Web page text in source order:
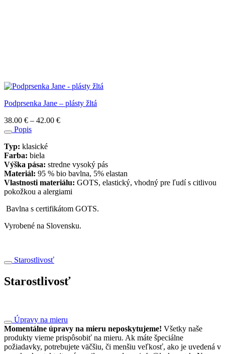
Podprsenka Jane – plásty žltá
38.00 € – 42.00 €Price
Popis
Typ: klasické
Farba: biela
Výška pása: stredne vysoký pás
Materiál: 95 % bio bavlna, 5% elastan
Vlastnosti materiálu: GOTS, elastický, vhodný pre ľudí s citlivou
pokožkou a alergiami
Bavlna s certifikátom GOTS.
Vyrobené na Slovensku.
Starostlivosť
Starostlivosť
Úpravy na mieru
Momentálne úpravy na mieru neposkytujeme! Všetky naše
produkty vieme prispôsobiť na mieru. Ak máte špeciálne
požiadavky, potrebujete väčšiu, či menšiu veľkosť, ako je uvedená v